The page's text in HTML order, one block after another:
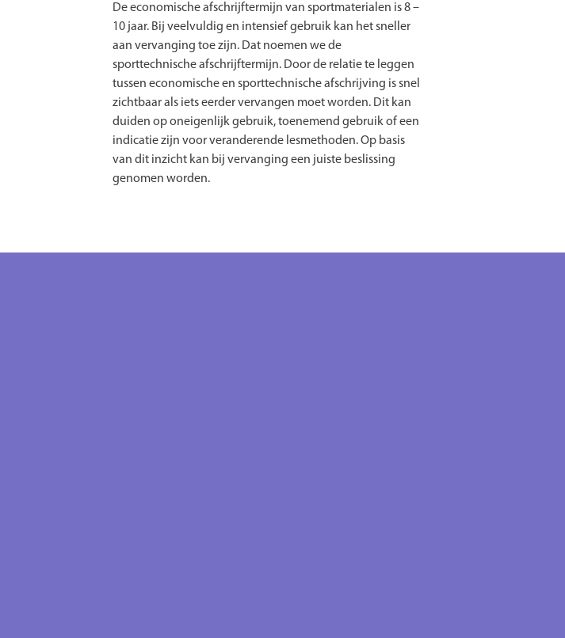
De economische afschrijftermijn van sportmaterialen is 8 –
10 jaar. Bij veelvuldig en intensief gebruik kan het sneller
aan vervanging toe zijn. Dat noemen we de
sporttechnische afschrijftermijn. Door de relatie te leggen
tussen economische en sporttechnische afschrijving is snel
zichtbaar als iets eerder vervangen moet worden. Dit kan
duiden op oneigenlijk gebruik, toenemend gebruik of een
indicatie zijn voor veranderende lesmethoden. Op basis
van dit inzicht kan bij vervanging een juiste beslissing
genomen worden.